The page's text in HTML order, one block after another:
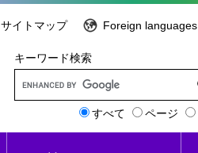
サイトマップ Foreign languages
キーワード検索
すべて ページ